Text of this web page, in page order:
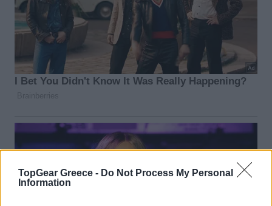
TopGear Greece - Do Not Process My Personal
Information